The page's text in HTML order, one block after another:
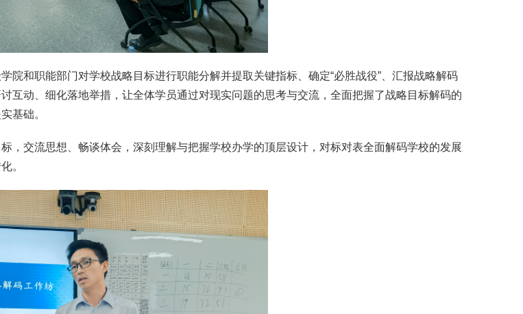
和职能部门对学校战略目标进行职能分解并提取关键指标、确定“必胜战役”、汇报战略解码
互动、细化落地举措，让全体学员通过对现实问题的思考与交流，全面把握了战略目标解码的
基础。
，交流思想、畅谈体会，深刻理解与把握学校办学的顶层设计，对标对表全面解码学校的发展
。